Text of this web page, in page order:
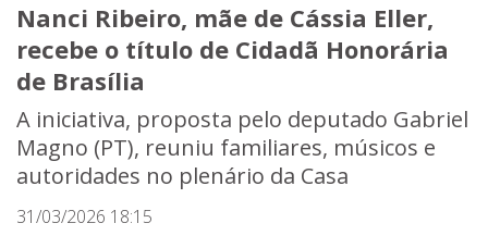
Nanci Ribeiro, mãe de Cássia Eller,
recebe o título de Cidadã Honorária
de Brasília
A iniciativa, proposta pelo deputado Gabriel
Magno (PT), reuniu familiares, músicos e
autoridades no plenário da Casa
31/03/2026 18:15